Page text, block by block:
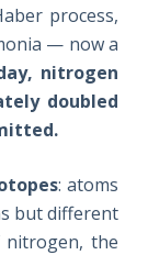
process,
— now a
nitrogen
doubled
: atoms
but different
nitrogen, the